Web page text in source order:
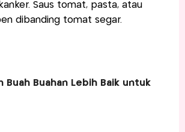
Saus tomat, pasta, atau
dibanding tomat segar.
Buah Buahan Lebih Baik untuk